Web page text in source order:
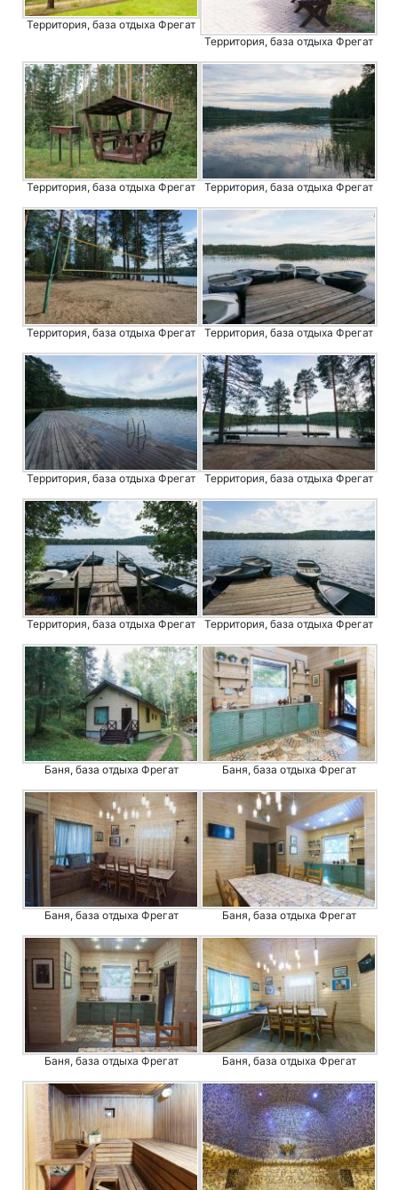
Территория, база отдыха Фрегат
Территория, база отдыха Фрегат
Территория, база отдыха Фрегат Территория, база отдыха Фрегат
Территория, база отдыха Фрегат Территория, база отдыха Фрегат
Территория, база отдыха Фрегат Территория, база отдыха Фрегат
Территория, база отдыха Фрегат Территория, база отдыха Фрегат
Баня, база отдыха Фрегат Баня, база отдыха Фрегат
Баня, база отдыха Фрегат Баня, база отдыха Фрегат
Баня, база отдыха Фрегат Баня, база отдыха Фрегат